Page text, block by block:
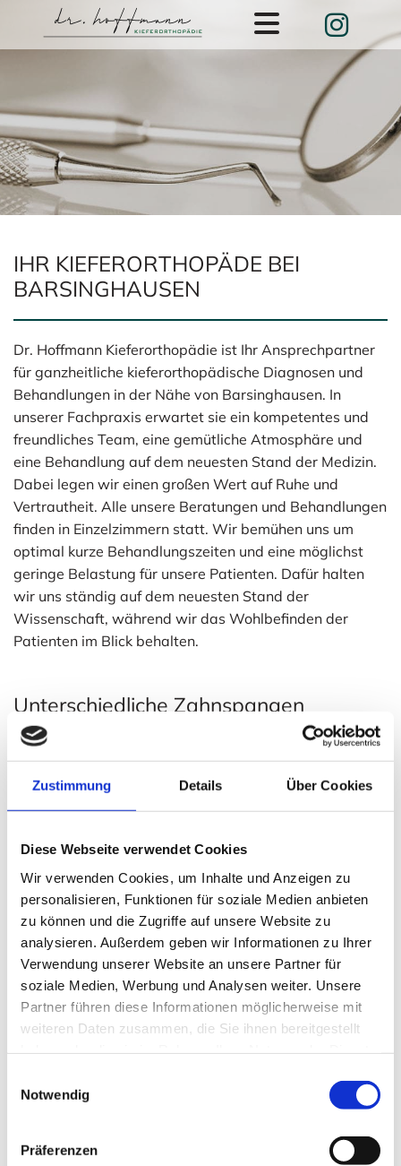
Zustimmung Details Über Cookies
Diese Webseite verwendet Cookies
Wir verwenden Cookies, um Inhalte und Anzeigen zu
personalisieren, Funktionen für soziale Medien anbieten
zu können und die Zugriffe auf unsere Website zu
analysieren. Außerdem geben wir Informationen zu Ihrer
Verwendung unserer Website an unsere Partner für
soziale Medien, Werbung und Analysen weiter. Unsere
Partner führen diese Informationen möglicherweise mit
weiteren Daten zusammen, die Sie ihnen bereitgestellt
Notwendig
Präferenzen
Zum Inhalt springen
IHR KIEFERORTHOPÄDE BEI
BARSINGHAUSEN
Dr. Hoffmann Kieferorthopädie ist Ihr Ansprechpartner
für ganzheitliche kieferorthopädische Diagnosen und
Behandlungen in der Nähe von Barsinghausen. In
unserer Fachpraxis erwartet sie ein kompetentes und
freundliches Team, eine gemütliche Atmosphäre und
eine Behandlung auf dem neuesten Stand der Medizin.
Dabei legen wir einen großen Wert auf Ruhe und
Vertrautheit. Alle unsere Beratungen und Behandlungen
finden in Einzelzimmern statt. Wir bemühen uns um
optimal kurze Behandlungszeiten und eine möglichst
geringe Belastung für unsere Patienten. Dafür halten
wir uns ständig auf dem neuesten Stand der
Wissenschaft, während wir das Wohlbefinden der
Patienten im Blick behalten.
Unterschiedliche Zahnspangen
Zahnspangen gehören zu den Grundservices unserer
herausnehmbare und unsichtbare Zahnspangen an. Die
klassischen Brackets gelten zum Beispiel als sehr
präzise Weise in Form. Herausnehmbare Zahnspangen
sind hingegen vielseitig und unkompliziert einsetzbar.
Zudem lassen sie sich leicht reinigen. Die unsichtbaren
Zahnspangen sind auf den Innenseiten angebracht und
deswegen für den Gegenüber nicht sichtbar. Das bringt
nicht nur eine Reihe von Vorteilen mit sich, die
Zahnspangen werden auch individuell an den
jeweiligen Patienten angepasst, um ein optimales
Ergebnis zu erzielen. Kieferorthopäde Dr. Hoffmann und
sein Team sind zertifizierte Nutzer der WIN-Apparatur.
Barsinghausen aufzusuchen, wenn Sie eine Zahnspange